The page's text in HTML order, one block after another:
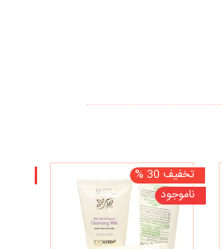
تخفیف 30 %
ناموجود